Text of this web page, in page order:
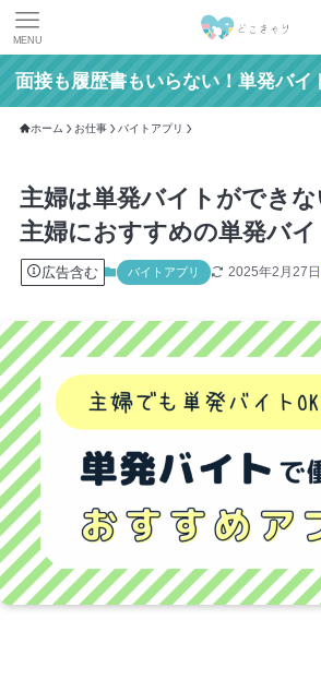
MENU
面接も履歴書もいらない！単発バイ
ホーム お仕事 バイトアプリ
主婦は単発バイトができな
主婦におすすめの単発バ
広告含む バイトアプリ 2025年2月27日